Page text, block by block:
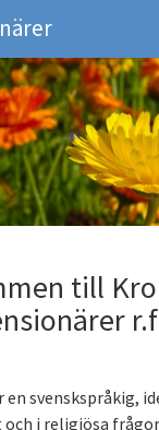
till
en svenskspråkig,
i religiösa